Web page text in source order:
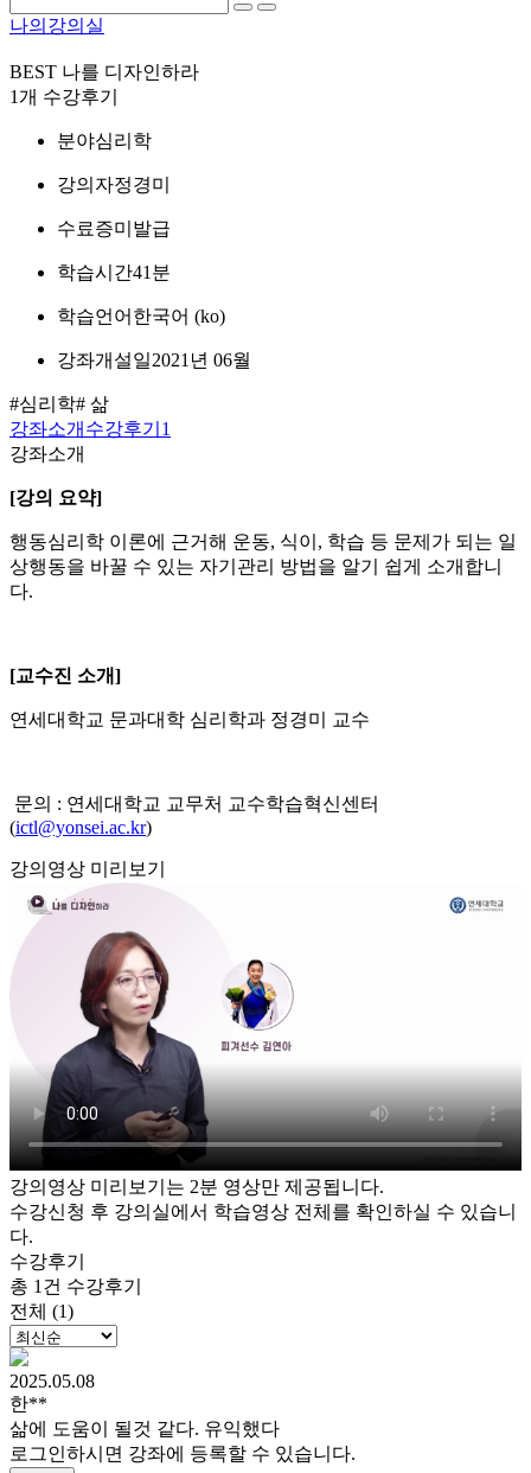
나의강의실
BEST 나를 디자인하라
1개 수강후기
분야심리학
강의자정경미
수료증미발급
학습시간41분
학습언어 한국어 ‎(ko)‎
강좌개설일2021년 06월
#심리학# 삶
강좌소개 수강후기 1
강좌소개
[강의 요약]
행동심리학 이론에 근거해 운동, 식이, 학습 등 문제가 되는 일
상행동을 바꿀 수 있는 자기관리 방법을 알기 쉽게 소개합니
다.
[교수진 소개]
연세대학교 문과대학 심리학과 정경미 교수
문의 : 연세대학교 교무처 교수학습혁신센터
(ictl@yonsei.ac.kr)
강의영상 미리보기
강의영상 미리보기는 2분 영상만 제공됩니다.
수강신청 후 강의실에서 학습영상 전체를 확인하실 수 있습니
다.
수강후기
총 1건 수강후기
전체 (1)
2025.05.08
한**
삶에 도움이 될것 같다. 유익했다
로그인하시면 강좌에 등록할 수 있습니다.